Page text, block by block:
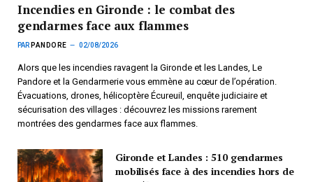
Incendies en Gironde : le combat des
gendarmes face aux flammes
PAR PANDORE 02/08/2026
Alors que les incendies ravagent la Gironde et les Landes, Le
Pandore et la Gendarmerie vous emmène au cœur de l’opération.
Évacuations, drones, hélicoptère Écureuil, enquête judiciaire et
sécurisation des villages : découvrez les missions rarement
montrées des gendarmes face aux flammes.
Gironde et Landes : 510 gendarmes
mobilisés face à des incendies hors de